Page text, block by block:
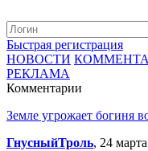
Быстрая регистрация
НОВОСТИ
РЕКЛАМА
Комментарии
Земле угрожает богиня
ГнусныйТроль, 24